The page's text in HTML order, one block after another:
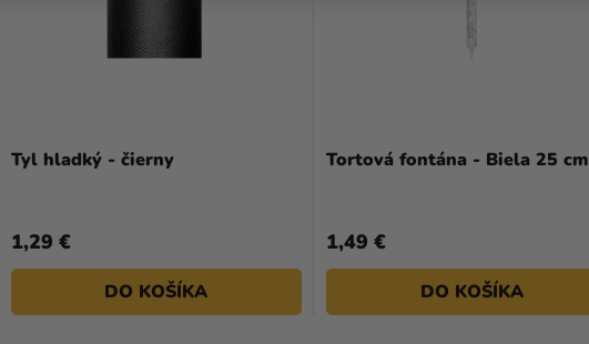
Tyl hladký - čierny
1,29 €
DO KOŠÍKA
Tortová fontána - Biela 25 cm
1,49 €
DO KOŠÍKA